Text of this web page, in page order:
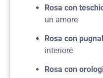
Rosa con
un amore
Rosa con
interiore
Rosa con